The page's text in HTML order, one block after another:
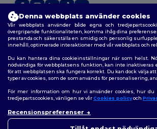
2026. Alla rättigheter förbehållna
Allmänna Villkor|Anpassad policy |
|Karta över webbplatsen
Denna webbplats använder cookies
Vår webbplats använder både egna och
övergripande funktionaliteten, komma ihåg dina
prestanda och säkerställa en smidig och personlig
innehåll, optimerade interaktioner med vår webbplats och
Du kan hantera dina cookieinställningar när som helst.
nödvändiga för webbplatsens funktion, kan inte inaktiveras
för att webbplatsen ska fungera korrekt. Du kan dock välja
typer av cookies, som de som används för personalisering,
För mer information om hur vi använder cookies, hur du
tredjepartscookies, vänligen se vårCookies policyoch
Recensionspreferenser